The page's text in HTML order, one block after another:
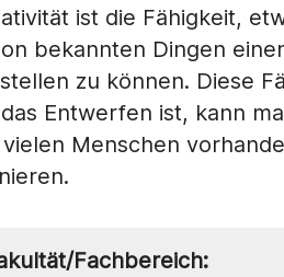
ist die Fähigkeit,
bekannten Dingen
zu können. Diese
Entwerfen ist, kann
Menschen
Fachbereich: